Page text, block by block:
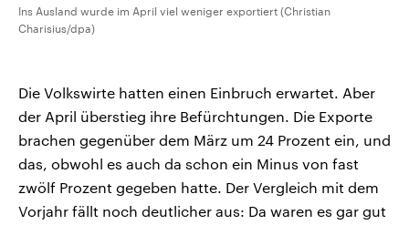
Ins Ausland wurde im April viel weniger exportiert (Christian
Charisius/dpa)
Die Volkswirte hatten einen Einbruch erwartet. Aber
der April überstieg ihre Befürchtungen. Die Exporte
brachen gegenüber dem März um 24 Prozent ein, und
das, obwohl es auch da schon ein Minus von fast
zwölf Prozent gegeben hatte. Der Vergleich mit dem
Vorjahr fällt noch deutlicher aus: Da waren es gar gut